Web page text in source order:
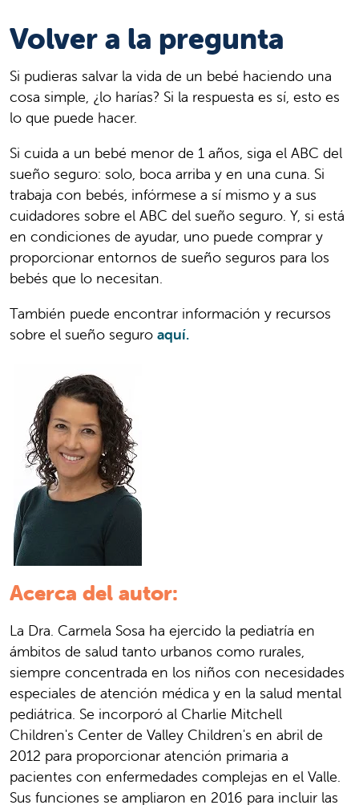
Volver a la pregunta
Si pudieras salvar la vida de un bebé haciendo una
cosa simple, ¿lo harías? Si la respuesta es sí, esto es
lo que puede hacer.
Si cuida a un bebé menor de 1 años, siga el ABC del
sueño seguro: solo, boca arriba y en una cuna. Si
trabaja con bebés, infórmese a sí mismo y a sus
cuidadores sobre el ABC del sueño seguro. Y, si está
en condiciones de ayudar, uno puede comprar y
proporcionar entornos de sueño seguros para los
bebés que lo necesitan.
También puede encontrar información y recursos
sobre el sueño seguro aquí.
Acerca del autor:
La Dra. Carmela Sosa ha ejercido la pediatría en
ámbitos de salud tanto urbanos como rurales,
siempre concentrada en los niños con necesidades
especiales de atención médica y en la salud mental
pediátrica. Se incorporó al Charlie Mitchell
Children's Center de Valley Children's en abril de
2012 para proporcionar atención primaria a
pacientes con enfermedades complejas en el Valle.
Sus funciones se ampliaron en 2016 para incluir las